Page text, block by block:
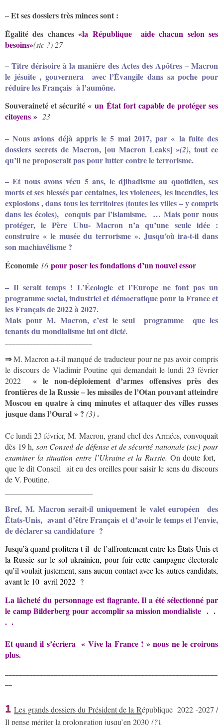
–Et ses dossiers très minces sont :
Égalité des chances «la République aide chacun selon ses
besoins»(sic ?) 27
– Titre dérisoire à la manière des Actes des Apôtres – Macron
le jésuite , gouvernera avec l’Évangile dans sa poche pour
réduire les Français à l’aumône.
Souveraineté et sécurité «un État fort capable de protéger ses
citoyens » 23
– Nous avions déjà appris le 5 mai 2017, par« la fuite des
dossiers secrets de Macron, [ou Macron Leaks] »(2), tout ce
qu’il ne proposerait pas pour lutter contre le terrorisme.
– Et nous avons vécu 5 ans, le djihadisme au quotidien, ses
morts et ses blessés par centaines, les violences, les incendies, les
explosions , dans tous les territoires (toutes les villes – y compris
dans les écoles), conquis par l’islamisme. … Mais pour nous
protéger, le Père Ubu- Macron n’a qu’une seule idée :
construire « le musée du terrorisme ». Jusqu’où ira-t-il dans
son machiavélisme ?
Économie 16 pour poser les fondations d’un nouvel essor
– Il serait temps !L’Écologie et l’Europe ne font pas un
programme social,industriel et démocratique pour la France et
les Français de 2022 à 2027.
Mais pour M. Macron, c’est le seul programme que les
tenants dumondialisme lui ont dicté.
⇒M. Macron a-t-il manqué de traducteur pour ne pas avoir compris
le discours de Vladimir Poutine qui demandait le lundi 23 février
2022« le non-déploiement d’armes offensives près des
frontières de la Russie – les missiles de l’Otan pouvantatteindre
Moscou en quatre à cinq minutes ​et attaquer des villes russes
jusque dans l’Oural » ? (3).
Ce lundi 23 février, M. Macron, grand chef des Armées, convoquait
dès 19 h, son Conseil de défense et de sécurité nationale (sic) pour
examiner la situation entre l’Ukraine et la Russie. On doute fort,
que le dit Conseil ait eu des oreilles pour saisir le sens du discours
de V. Poutine.
Bref, M. Macron serait-il uniquement le valet européen des
États-Unis, avant d’être Français et d’avoir le temps et l’envie,
de déclarer sa candidature ?
Jusqu’à quand profitera-t-il de l’affrontement entre les États-Unis et
la Russie sur le sol ukrainien, pour fuir cette campagne électorale
qu’il voulait justement, sans aucun contact avec les autres candidats,
avant le 10 avril 2022 ?
La lâcheté du personnage est flagrante. Il a été sélectionné par
le camp Bilderberg pour accomplir sa mission mondialiste . .
. .
Et quand il s’écriera « Vive la France ! » nous ne le croirons
plus.
1Les grands dossiers du Président de la République 2022 -2027 /
Il pense mériter la prolongation jusqu’en 2030 (?).